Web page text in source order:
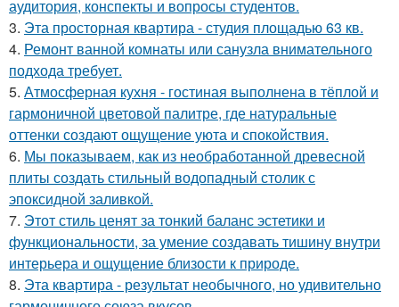
аудитория, конспекты и вопросы студентов.
3. Эта просторная квартира - студия площадью 63 кв.
4. Ремонт ванной комнаты или санузла внимательного
подхода требует.
5. Атмосферная кухня - гостиная выполнена в тёплой и
гармоничной цветовой палитре, где натуральные
оттенки создают ощущение уюта и спокойствия.
6. Мы показываем, как из необработанной древесной
плиты создать стильный водопадный столик с
эпоксидной заливкой.
7. Этот стиль ценят за тонкий баланс эстетики и
функциональности, за умение создавать тишину внутри
интерьера и ощущение близости к природе.
8. Эта квартира - результат необычного, но удивительно